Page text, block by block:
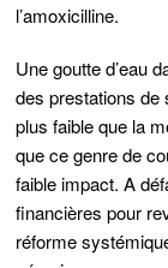
l’amoxicilline.
Une goutte d’eau
des prestations de
plus faible que la
que ce genre de
faible impact. A
financières pour
réforme